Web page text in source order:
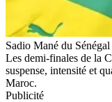
Sadio Mané du
Les demi-finales de la
suspense, intensité et
Maroc.
Publicité